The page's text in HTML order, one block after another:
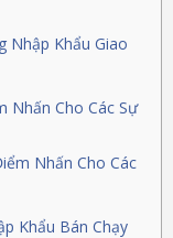
Nhập Khẩu Giao
Nhấn Cho Các Sự
Nhấn Cho Các
Khẩu Bán Chạy